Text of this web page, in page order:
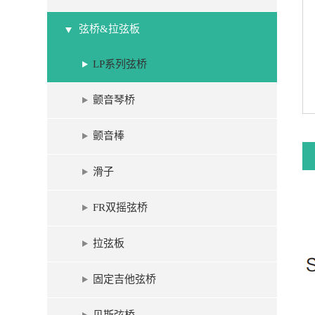
弦桥&拉弦板
LP系列弦桥
颤音琴桥
颤音棒
滑子
FR双摇弦桥
拉弦板
固定吉他弦桥